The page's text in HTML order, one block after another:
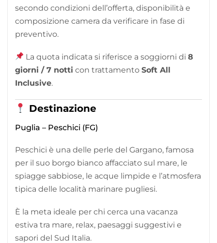
secondo condizioni dell’offerta, disponibilità e
composizione camera da verificare in fase di
preventivo.
La quota indicata si riferisce a soggiorni di8
giorni / 7 notti con trattamento Soft All
Inclusive.
Destinazione
Puglia – Peschici (FG)
Peschici è una delle perle del Gargano, famosa
per il suo borgo bianco affacciato sul mare, le
spiagge sabbiose, le acque limpide e l’atmosfera
tipica delle località marinare pugliesi.
È la meta ideale per chi cerca una vacanza
estiva tra mare, relax, paesaggi suggestivi e
sapori del Sud Italia.